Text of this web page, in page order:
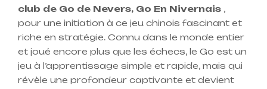
club de Go de Nevers, Go En Nivernais ,
pour une initiation à ce jeu chinois fascinant et
riche en stratégie. Connu dans le monde entier
et joué encore plus que les échecs, le Go est un
jeu à l’apprentissage simple et rapide, mais qui
révèle une profondeur captivante et devient